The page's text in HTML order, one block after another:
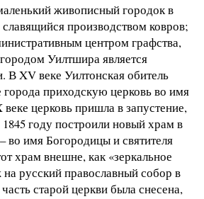
живописный городок в
производством ковров;
центром графства,
Уилтшира является
В XV веке Уилтонская обитель
города приходскую церковь во имя
церковь пришла в запустение,
1845 году построили новый храм в
во имя Богородицы и святителя
храм внешне, как «зеркальное
русский православный собор в
старой церкви была снесена,